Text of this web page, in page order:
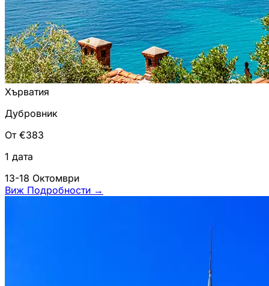
Хърватия
Дубровник
От €383
1 дата
13-18 Октомври
Виж Подробности →